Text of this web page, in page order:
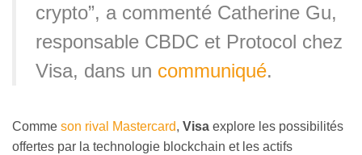
crypto”, a commenté Catherine Gu,
responsable CBDC et Protocol chez
Visa, dans un communiqué.
Comme son rival Mastercard, Visa explore les possibilités
offertes par la technologie blockchain et les actifs